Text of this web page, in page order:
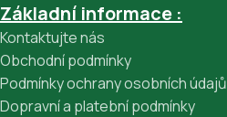
Základní informace :
Kontaktujte nás
Obchodní podmínky
Podmínky ochrany osobních údajů
Dopravní a platební podmínky